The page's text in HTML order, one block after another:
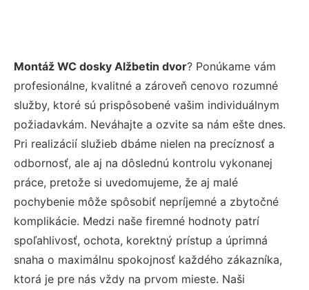
Montáž WC dosky Alžbetin dvor? Ponúkame vám
profesionálne, kvalitné a zároveň cenovo rozumné
služby, ktoré sú prispôsobené vašim individuálnym
požiadavkám. Neváhajte a ozvite sa nám ešte dnes.
Pri realizácií služieb dbáme nielen na precíznosť a
odbornosť, ale aj na dôslednú kontrolu vykonanej
práce, pretože si uvedomujeme, že aj malé
pochybenie môže spôsobiť nepríjemné a zbytočné
komplikácie. Medzi naše firemné hodnoty patrí
spoľahlivosť, ochota, korektný prístup a úprimná
snaha o maximálnu spokojnosť každého zákazníka,
ktorá je pre nás vždy na prvom mieste. Naši